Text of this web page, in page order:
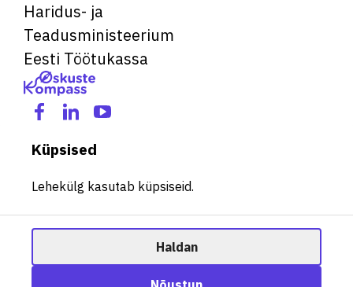
Haridus- ja
Teadusministeerium
Eesti Töötukassa
Küpsised
Lehekülg kasutab küpsiseid.
Haldan